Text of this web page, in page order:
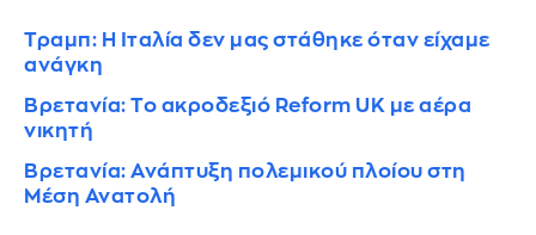
Τραμπ: Η Ιταλία δεν μας στάθηκε όταν είχαμε
ανάγκη
Βρετανία: Το ακροδεξιό Reform UK με αέρα
νικητή
Βρετανία: Ανάπτυξη πολεμικού πλοίου στη
Μέση Ανατολή